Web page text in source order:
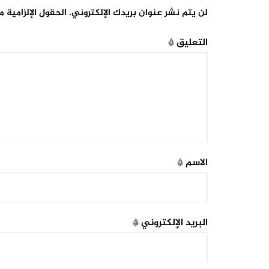
لن يتم نشر عنوان بريدك الإلكتروني. الحقول الإلزامية
التعليق*
الاسم*
البريد الإلكتروني*